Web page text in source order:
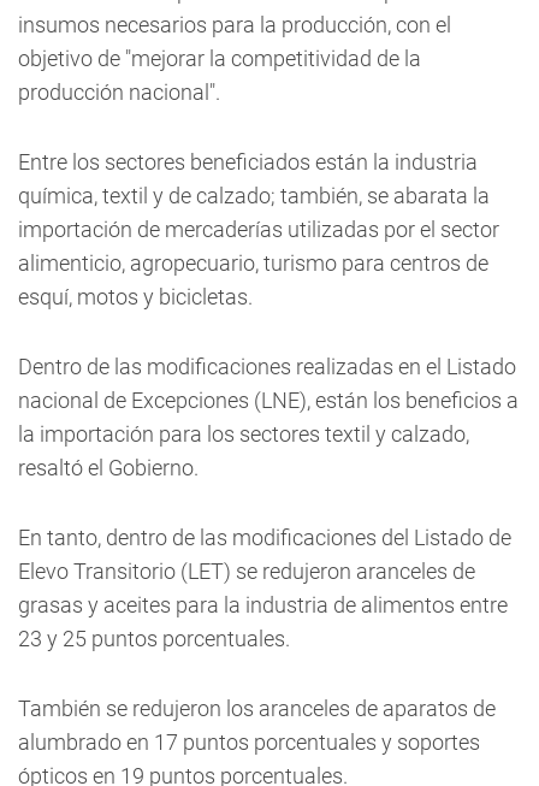
insumos necesarios para la producción, con el
objetivo de "mejorar la competitividad de la
producción nacional".
Entre los sectores beneficiados están la industria
química, textil y de calzado; también, se abarata la
importación de mercaderías utilizadas por el sector
alimenticio, agropecuario, turismo para centros de
esquí, motos y bicicletas.
Dentro de las modificaciones realizadas en el Listado
nacional de Excepciones (LNE), están los beneficios a
la importación para los sectores textil y calzado,
resaltó el Gobierno.
En tanto, dentro de las modificaciones del Listado de
Elevo Transitorio (LET) se redujeron aranceles de
grasas y aceites para la industria de alimentos entre
23 y 25 puntos porcentuales.
También se redujeron los aranceles de aparatos de
alumbrado en 17 puntos porcentuales y soportes
ópticos en 19 puntos porcentuales.